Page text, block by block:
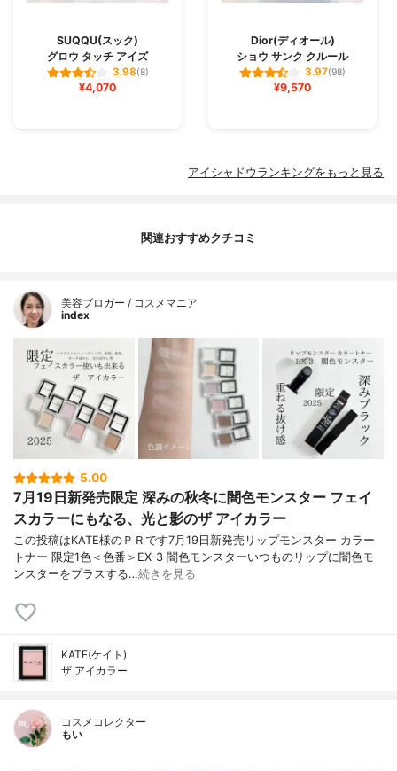
SUQQU(スック)
グロウ タッチ アイズ
3.98(8)
¥4,070
Dior(ディオール)
ショウ サンク クルール
3.97(98)
¥9,570
アイシャドウランキングをもっと見る
関連おすすめクチコミ
美容ブロガー / コスメマニア
index
5.00
7月19日新発売限定 深みの秋冬に闇色モンスター フェイ
スカラーにもなる、光と影のザ アイカラー
この投稿はKATE様のＰＲです7月19日新発売リップモンスター カラー
トナー 限定1色＜色番＞EX-3 闇色モンスターいつものリップに闇色モ
ンスターをプラスする…続きを見る
KATE(ケイト)
ザ アイカラー
コスメコレクター
もい